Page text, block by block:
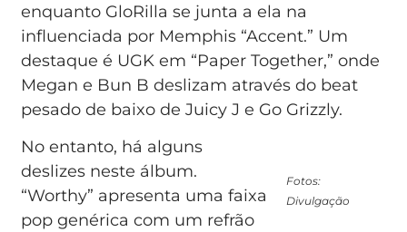
enquanto GloRilla se junta a ela na
influenciada por Memphis “Accent.” Um
destaque é UGK em “Paper Together,” onde
Megan e Bun B deslizam através do beat
pesado de baixo de Juicy J e Go Grizzly.
Fotos:
Divulgação
No entanto, há alguns
deslizes neste álbum.
“Worthy” apresenta uma faixa
pop genérica com um refrão